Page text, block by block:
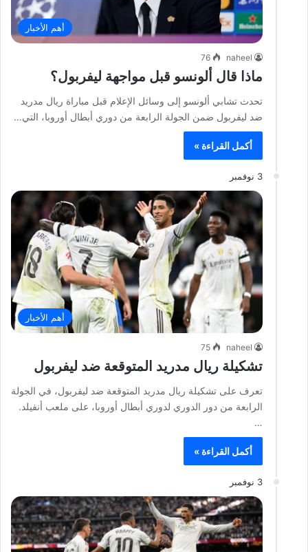
أهم الأخبار
naheel
76
ماذا قال ألونسو قبل مواجهة ليفربول؟
تحدث تشابي ألونسو إلى وسائل الإعلام قبل مباراة ريال مدريد
ضد ليفربول ضمن الجولة الرابعة من دوري أبطال أوروبا، التي…
أكمل القراءة »
3 نوفمبر
أهم الأخبار
naheel
75
تشكيلة ريال مدريد المتوقعة ضد ليفربول
تعرف على تشكيلة ريال مدريد المتوقعة ضد ليفربول، في الجولة
الرابعة من دور الدوري لدوري أبطال أوروبا، على ملعب أنفيلد.
…
أكمل القراءة »
3 نوفمبر